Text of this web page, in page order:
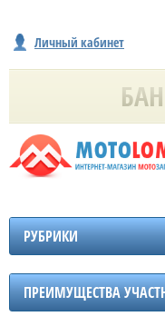
Личный кабинет
РУБРИКИ
ПРЕИМУЩЕСТВА